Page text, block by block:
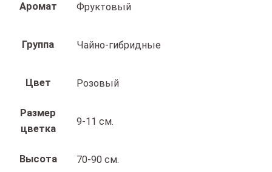
Аромат Фруктовый
Группа Чайно-гибридные
Цвет Розовый
Размер
цветка
9-11 см.
Высота 70-90 см.